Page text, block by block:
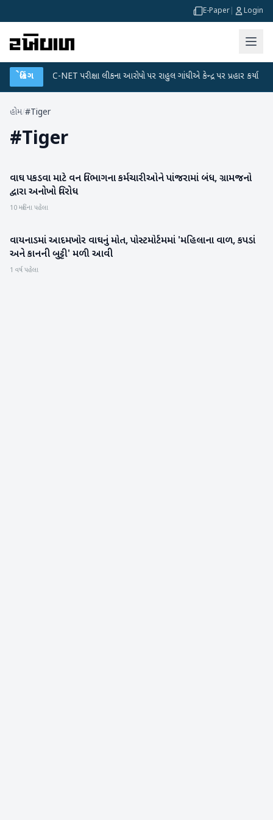
E-Paper Login
બ્રેકિંગ
● UGC-NET પરીક્ષા લીકના આરોપો પર રાહુલ ગાંધીએ કેન્દ્ર પર પ્રહાર કર્યા ●
હોમ/#Tiger
#Tiger
રાષ્ટ્રીય
વાઘ પકડવા માટે વન વિભાગના કર્મચારીઓને પાંજરામાં બંધ, ગ્રામજનો
દ્વારા અનોખો વિરોધ
10 મહિના પહેલા
રાષ્ટ્રીય
વાયનાડમાં આદમખોર વાઘનું મોત, પોસ્ટમોર્ટમમાં 'મહિલાના વાળ, કપડાં
અને કાનની બુટ્ટી' મળી આવી
1 વર્ષ પહેલા